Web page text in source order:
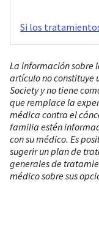
Si los
La información sobre
artículo no constituye
Society y no tiene
que remplace la
médica contra el
familia estén
con su médico. Es
sugerir un plan de
generales de
médico sobre sus